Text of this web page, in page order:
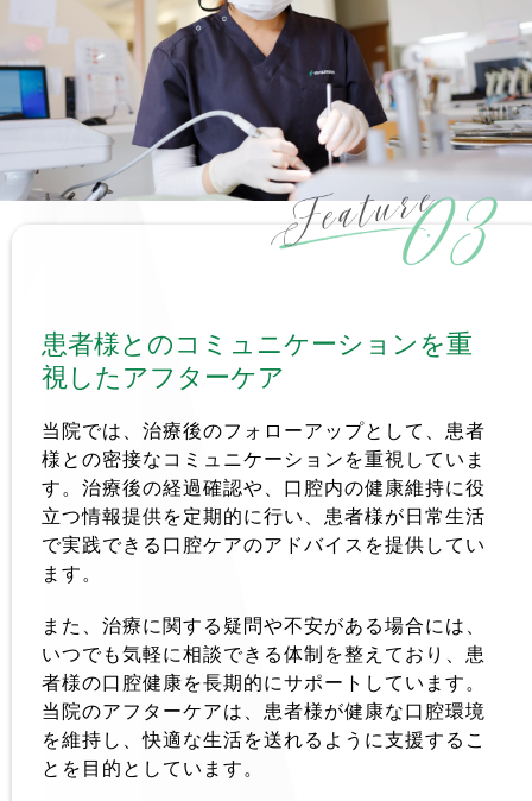
患者様とのコミュニケーションを重
視したアフターケア
当院では、治療後のフォローアップとして、患者
様との密接なコミュニケーションを重視していま
す。治療後の経過確認や、口腔内の健康維持に役
立つ情報提供を定期的に行い、患者様が日常生活
で実践できる口腔ケアのアドバイスを提供してい
ます。
また、治療に関する疑問や不安がある場合には、
いつでも気軽に相談できる体制を整えており、患
者様の口腔健康を長期的にサポートしています。
当院のアフターケアは、患者様が健康な口腔環境
を維持し、快適な生活を送れるように支援するこ
とを目的としています。